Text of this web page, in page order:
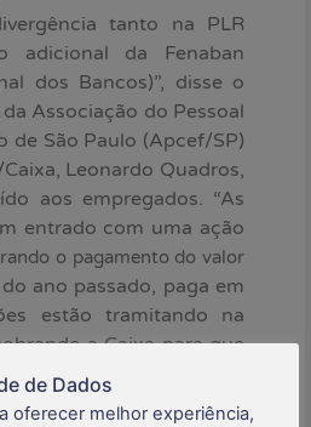
tanto na PLR
adicional da Fenaban
dos Bancos)”, disse o
Associação do Pessoal
de São Paulo (Apcef/SP)
Leonardo Quadros,
aos empregados. “As
entrado com uma ação
o pagamento do valor
ano passado, paga em
estão tramitando na
a Caixa para que
o pagamento em
que foi acordado, e
de Dados
oferecer melhor experiência,